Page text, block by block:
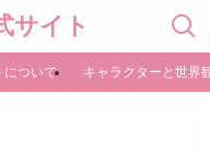
サイト
について キャラクターと世界